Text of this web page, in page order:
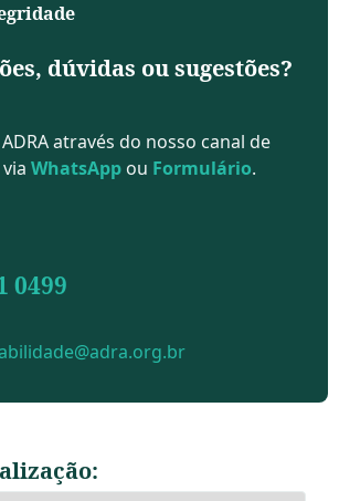
dúvidas ou sugestões?
através do nosso canal de
WhatsApp ou Formulário.
0499